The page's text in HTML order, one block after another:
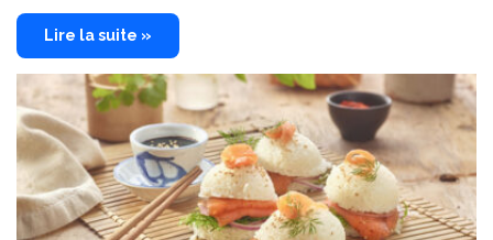
Lire la suite »